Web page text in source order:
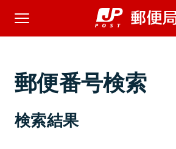
郵便番号検索
検索結果